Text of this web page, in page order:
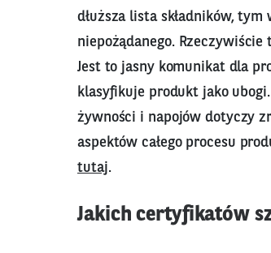
dłuższa lista składników,
niepożądanego.
Jest to jasny komunikat dla
klasyfikuje produkt jako
żywności i napojów dotyczy
aspektów całego procesu
tutaj.
Jakich certyfikatów